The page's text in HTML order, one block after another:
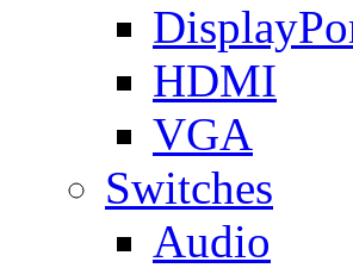
HDMI
VGA
Switches
Audio